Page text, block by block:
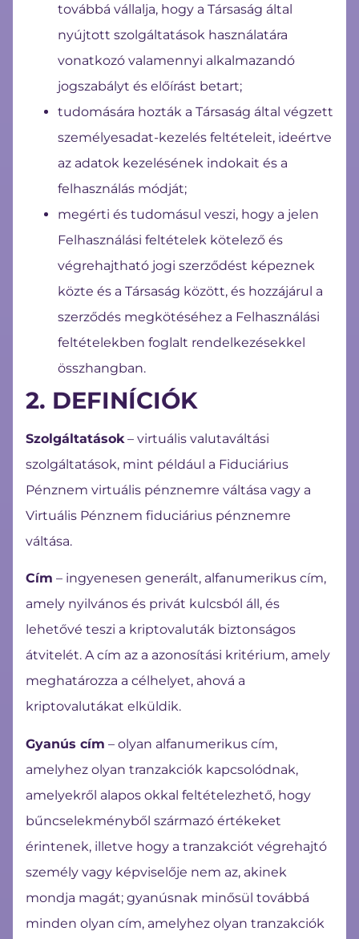
továbbá vállalja, hogy a Társaság által
nyújtott szolgáltatások használatára
vonatkozó valamennyi alkalmazandó
jogszabályt és előírást betart;
tudomására hozták a Társaság által végzett
személyesadat-kezelés feltételeit, ideértve
az adatok kezelésének indokait és a
felhasználás módját;
megérti és tudomásul veszi, hogy a jelen
Felhasználási feltételek kötelező és
végrehajtható jogi szerződést képeznek
közte és a Társaság között, és hozzájárul a
szerződés megkötéséhez a Felhasználási
feltételekben foglalt rendelkezésekkel
összhangban.
2. DEFINÍCIÓK
Szolgáltatások– virtuális valutaváltási
szolgáltatások, mint például a Fiduciárius
Pénznem virtuális pénznemre váltása vagy a
Virtuális Pénznem fiduciárius pénznemre
váltása.
Cím – ingyenesen generált, alfanumerikus cím,
amely nyilvános és privát kulcsból áll, és
lehetővé teszi a kriptovaluták biztonságos
átvitelét. A cím az a azonosítási kritérium, amely
meghatározza a célhelyet, ahová a
kriptovalutákat elküldik.
Gyanús cím – olyan alfanumerikus cím,
amelyhez olyan tranzakciók kapcsolódnak,
amelyekről alapos okkal feltételezhető, hogy
bűncselekményből származó értékeket
érintenek, illetve hogy a tranzakciót végrehajtó
személy vagy képviselője nem az, akinek
mondja magát; gyanúsnak minősül továbbá
minden olyan cím, amelyhez olyan tranzakciók